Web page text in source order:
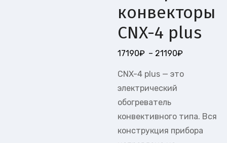
конвекторы
CNX-4 plus
17190₽ – 21190₽
CNX-4 plus — это
электрический
обогреватель
конвективного типа. Вся
конструкция прибора